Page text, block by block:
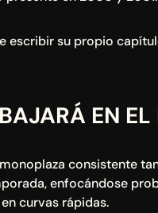
escribir su propio
EN
consistente
enfocándose
curvas rápidas.